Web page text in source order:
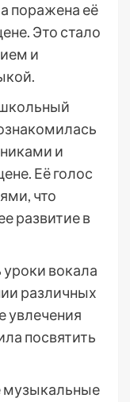
поражена её
Это стало
и
и
Её голос
что
развитие в
уроки вокала
различных
увлечения
посвятить
музыкальные